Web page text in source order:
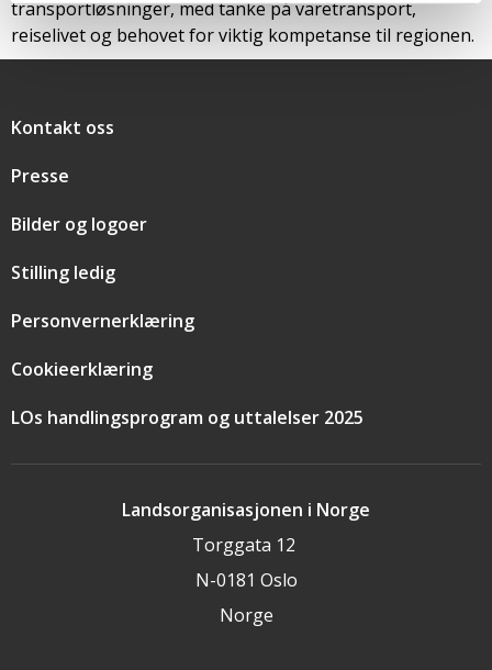
transportløsninger, med tanke på varetransport,
reiselivet og behovet for viktig kompetanse til regionen.
Landsorganisasjonen i Norge
Torggata 12
N-0181 Oslo
Norge
Snarveier
Kontakt oss
Presse
Bilder og logoer
Stilling ledig
Personvernerklæring
Cookieerklæring
LOs handlingsprogram og uttalelser 2025